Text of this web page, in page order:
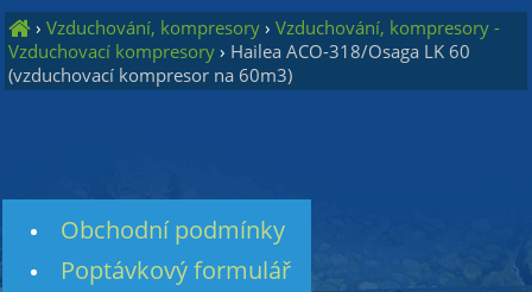
›Vzduchování, kompresory ›Vzduchování, kompresory -
Vzduchovací kompresory › Hailea ACO-318/Osaga LK 60
(vzduchovací kompresor na 60m3)
Obchodní podmínky
Poptávkový formulář